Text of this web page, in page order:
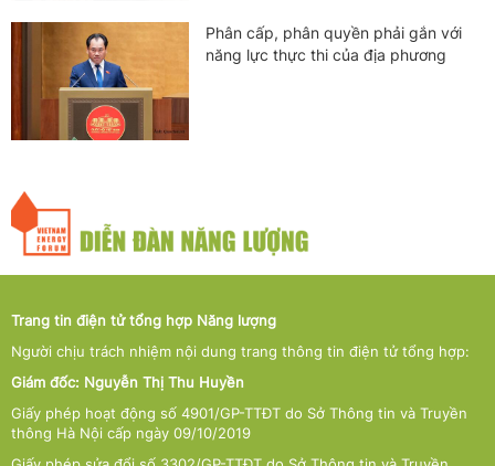
Phân cấp, phân quyền phải gắn với
năng lực thực thi của địa phương
Trang tin điện tử tổng hợp Năng lượng
Người chịu trách nhiệm nội dung trang thông tin điện tử tổng hợp:
Giám đốc: Nguyễn Thị Thu Huyền
Giấy phép hoạt động số 4901/GP-TTĐT do Sở Thông tin và Truyền
thông Hà Nội cấp ngày 09/10/2019